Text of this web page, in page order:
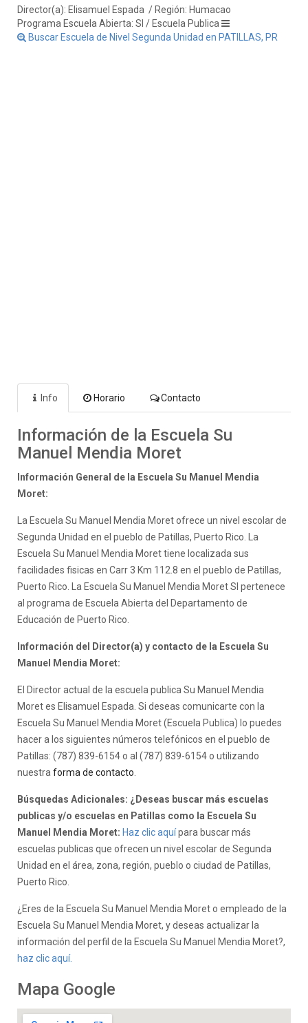
Director(a): Elisamuel Espada / Región: Humacao
Programa Escuela Abierta: SI / Escuela Publica
Buscar Escuela de Nivel Segunda Unidad en PATILLAS, PR
Info Horario Contacto
Información de la Escuela Su
Manuel Mendia Moret
Información General de la Escuela Su Manuel Mendia
Moret:
La Escuela Su Manuel Mendia Moret ofrece un nivel escolar de
Segunda Unidad en el pueblo de Patillas, Puerto Rico. La
Escuela Su Manuel Mendia Moret tiene localizada sus
facilidades fisicas en Carr 3 Km 112.8 en el pueblo de Patillas,
Puerto Rico. La Escuela Su Manuel Mendia Moret SI pertenece
al programa de Escuela Abierta del Departamento de
Educación de Puerto Rico.
Información del Director(a) y contacto de la Escuela Su
Manuel Mendia Moret:
El Director actual de la escuela publica Su Manuel Mendia
Moret es Elisamuel Espada. Si deseas comunicarte con la
Escuela Su Manuel Mendia Moret (Escuela Publica) lo puedes
hacer a los siguientes números telefónicos en el pueblo de
Patillas: (787) 839-6154 o al (787) 839-6154 o utilizando
nuestra forma de contacto
Búsquedas Adicionales: ¿Deseas buscar más escuelas
publicas y/o escuelas en Patillas como la Escuela Su
Manuel Mendia Moret: Haz clic aquípara buscar más
escuelas publicas que ofrecen un nivel escolar de Segunda
Unidad en el área, zona, región, pueblo o ciudad de Patillas,
Puerto Rico.
¿Eres de la Escuela Su Manuel Mendia Moret o empleado de la
Escuela Su Manuel Mendia Moret, y deseas actualizar la
información del perfil de la Escuela Su Manuel Mendia Moret?,
haz clic aquí.
Mapa Google